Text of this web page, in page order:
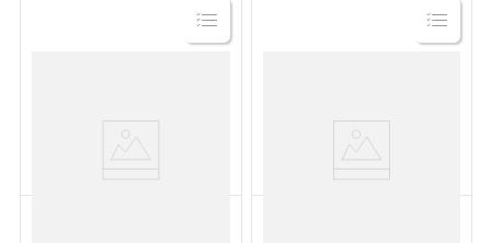
Ver
Producto
Ver
Producto